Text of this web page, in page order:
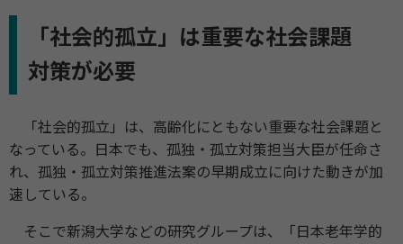
「社会的孤立」は重要な社会課題
対策が必要
「社会的孤立」は、高齢化にともない重要な社会課題と
なっている。日本でも、孤独・孤立対策担当大臣が任命さ
れ、孤独・孤立対策推進法案の早期成立に向けた動きが加
速している。
そこで新潟大学などの研究グループは、「日本老年学的